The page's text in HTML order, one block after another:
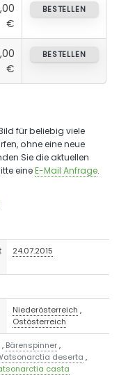
€
BESTELLEN
€
BESTELLEN
für beliebig viele
ohne eine neue
Sie die aktuellen
eineE-Mail Anfrage.
24.07.2015
Niederösterreich ,
Ostösterreich
, Bärenspinner,
deserta ,
casta